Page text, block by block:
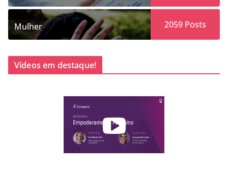
Mulher 2059 Posts
Vídeos em destaque!